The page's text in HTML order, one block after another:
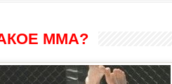
MMA?